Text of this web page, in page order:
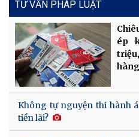
TƯ VẤN PHÁP LUẬT
ép
Không tự nguyện thi hành
tiền lãi?